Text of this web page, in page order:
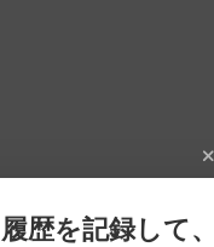
歴を記録して、